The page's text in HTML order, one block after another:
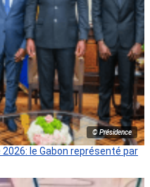
© Présidence
le Gabon représenté par